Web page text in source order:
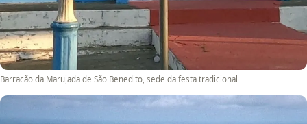
Barracão da Marujada de São Benedito, sede da festa tradicional